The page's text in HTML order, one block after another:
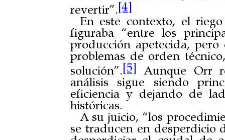
revertir”.[4]
En este contexto, el
figuraba “entre los
producción apetecida,
problemas de orden
solución”.[5] Aunque Orr
análisis sigue siendo
eficiencia y dejando de
históricas.
A su juicio, “los
se traducen en desperdicio